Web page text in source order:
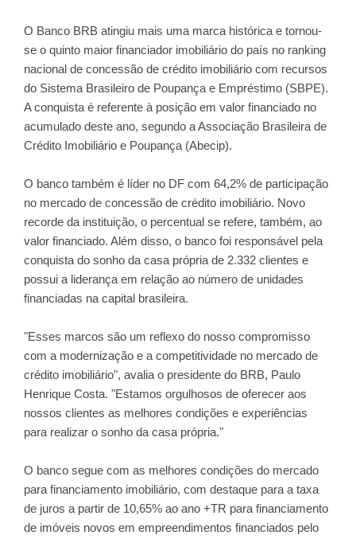
O Banco BRB atingiu mais uma marca histórica e tornou-
se o quinto maior financiador imobiliário do país no ranking
nacional de concessão de crédito imobiliário com recursos
do Sistema Brasileiro de Poupança e Empréstimo (SBPE).
A conquista é referente à posição em valor financiado no
acumulado deste ano, segundo a Associação Brasileira de
Crédito Imobiliário e Poupança (Abecip).
O banco também é líder no DF com 64,2% de participação
no mercado de concessão de crédito imobiliário. Novo
recorde da instituição, o percentual se refere, também, ao
valor financiado. Além disso, o banco foi responsável pela
conquista do sonho da casa própria de 2.332 clientes e
possui a liderança em relação ao número de unidades
financiadas na capital brasileira.
"Esses marcos são um reflexo do nosso compromisso
com a modernização e a competitividade no mercado de
crédito imobiliário", avalia o presidente do BRB, Paulo
Henrique Costa. "Estamos orgulhosos de oferecer aos
nossos clientes as melhores condições e experiências
para realizar o sonho da casa própria."
O banco segue com as melhores condições do mercado
para financiamento imobiliário, com destaque para a taxa
de juros a partir de 10,65% ao ano +TR para financiamento
de imóveis novos em empreendimentos financiados pelo